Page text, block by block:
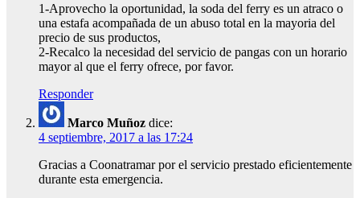
1-Aprovecho la oportunidad, la soda del ferry es un atraco o
una estafa acompañada de un abuso total en la mayoria del
precio de sus productos,
2-Recalco la necesidad del servicio de pangas con un horario
mayor al que el ferry ofrece, por favor.
Responder
Marco Muñoz dice:
4 septiembre, 2017 a las 17:24
Gracias a Coonatramar por el servicio prestado eficientemente
durante esta emergencia.